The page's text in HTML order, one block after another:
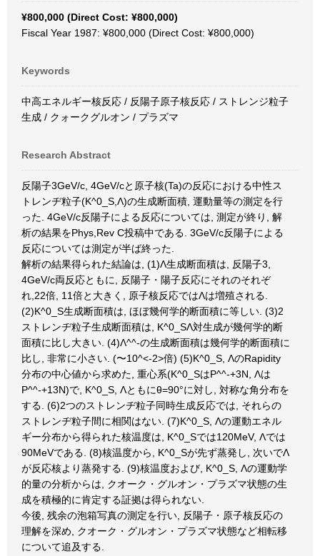
¥800,000 (Direct Cost: ¥800,000)
Fiscal Year 1987: ¥800,000 (Direct Cost: ¥800,000)
Keywords
中高エネルギー核反応 / 反陽子原子核反応 / ストレンジ粒子
生成 / クォークグルオン / プラズマ
Research Abstract
反陽子3GeV/c, 4GeV/cと原子核(Ta)の反応における中性ス
トレンヂ粒子(K^0_S,Λ)の生成断面積, 運動量等の測定を行
った. 4GeV/c反陽子による反応については, 測定が終り, 解
析の結果をPhys,Rev C投稿中である. 3GeV/c反陽子による
反応については測定が半ば終った.
解析の結果得られた結論は, (1)Λ生成断面積は, 反陽子3,
4GeV/c両反応ともに, 反陽子・陽子反応にそれのそれぞ
れ,22倍, 11倍と大きく, 原子核反応ではΛは増殖される.
(2)K^0_S生成断面積は, ほぼ幾何学的断面積に等しい. (3)2
ストレンヂ粒子生成断面積は, K^0_SΛ対生成が幾何学的断
面積に比し大きい. (4)Λ^^-の生成断面積は幾何学的断面積に
比し, 非常に小さい. (〜10^<-2>倍) (5)K^0_S, ΛのRapidity
分布の中心値から求めた, 重心系(K^0_SはP^^-+3N, Λは
P^^-+13N)で, K^0_S, Λともにθ=90°に対し, 対称な角分布を
する. (6)2つのストレンヂ粒子同時生成反応では, それらの
ストレンヂ粒子間に相関はない. (7)K^0_S, Λの運動エネル
ギー分布から得られた核温度は, K^0_Sでは120MeV, Λでは
90MeVである. (8)核温度から, K^0_Sが先ず蒸発し, 次いでΛ
が反応核より蒸発する. (9)核温度および, K^0_S, Λの運動学
的量の分析からは, クオーク・グルオン・プラズマ状態の生
成を積極的に肯定する証拠は得られない.
今後, 残余の泡箱写真の測定を行い, 反陽子・原子核反応の
理解を深め, クオーク・グルオン・プラズマ状態など相転移
について追及する.